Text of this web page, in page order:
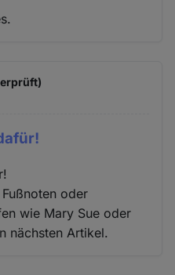
oder
wie Mary Sue oder
nächsten Artikel.